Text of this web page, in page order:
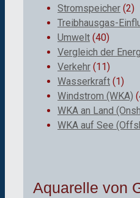
Stromspeicher (2)
Treibhausgas-
Umwelt (40)
Vergleich der
Verkehr (11)
Wasserkraft (1)
Windstrom (WKA)
WKA an Land
WKA auf See
Aquarelle von